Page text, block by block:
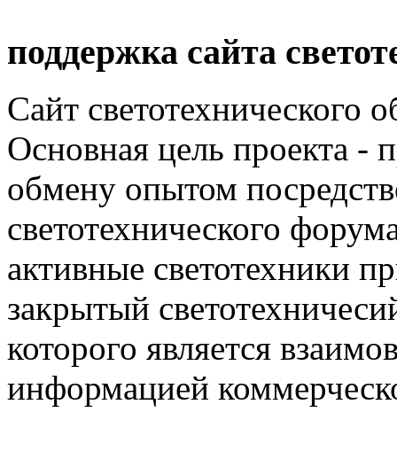
поддержка сайта
Сайт светотехнического
Основная цель проекта -
обмену опытом
светотехнического
активные светотехники
закрытый
которого является
информацией